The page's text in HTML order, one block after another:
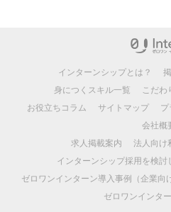
インターンシップとは？
身につくスキル一覧
こだわ
お役立ちコラム
サイトマップ プ
会社概
求人掲載案内
法人向け
インターンシップ採用を検討
ゼロワンインターン導入事例（企業向
ゼロワンインタ